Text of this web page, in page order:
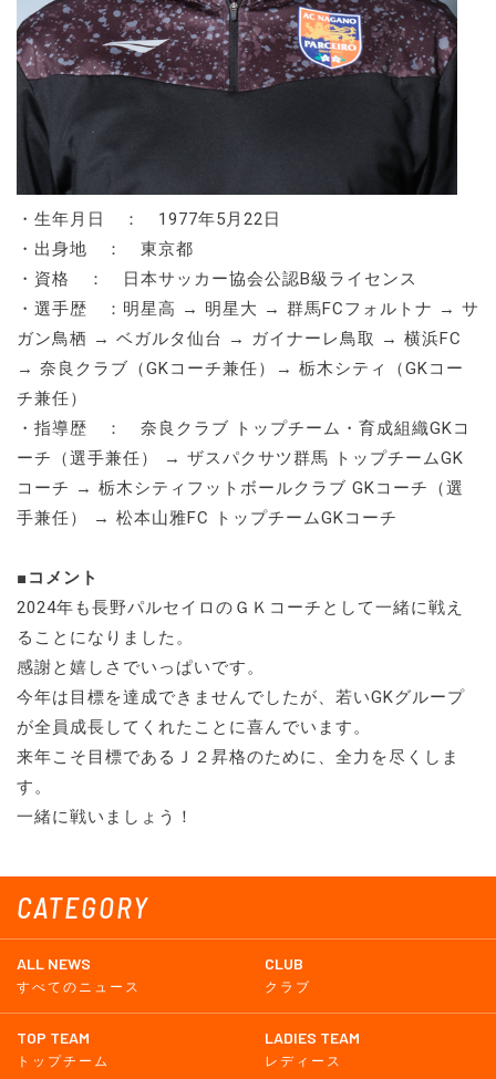
CATEGORY
ALL NEWS
すべてのニュース
CLUB
クラブ
TOP TEAM
トップチーム
LADIES TEAM
レディース
・生年月日 ： 1977年5月22日
・出身地 ： 東京都
・資格 ： 日本サッカー協会公認B級ライセンス
・選手歴 ：明星高 → 明星大 → 群馬FCフォルトナ → サ
ガン鳥栖 → ベガルタ仙台 → ガイナーレ鳥取 → 横浜FC
→ 奈良クラブ（GKコーチ兼任）→ 栃木シティ（GKコー
チ兼任）
・指導歴 ： 奈良クラブ トップチーム・育成組織GKコ
ーチ（選手兼任） → ザスパクサツ群馬 トップチームGK
コーチ → 栃木シティフットボールクラブ GKコーチ（選
手兼任） → 松本山雅FC トップチームGKコーチ
■コメント
2024年も長野パルセイロのＧＫコーチとして一緒に戦え
ることになりました。
感謝と嬉しさでいっぱいです。
今年は目標を達成できませんでしたが、若いGKグループ
が全員成長してくれたことに喜んでいます。
来年こそ目標であるＪ２昇格のために、全力を尽くしま
す。
一緒に戦いましょう！